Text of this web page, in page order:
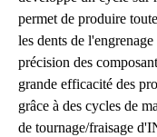
permet de produire
les dents de
précision des
grande efficacité des
grâce à des cycles de
de tournage/fraisage